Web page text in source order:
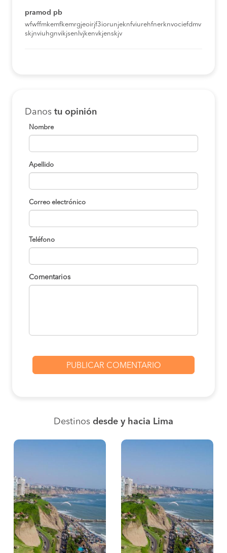
pramod pb
wfwffmkemfkemrgjeoirjf3iorunjeknfviurehfnerknvociefdmv
skjnviuhgnvikjsenlvjkenvkjenskjv
Danos tu opinión
Nombre
Apellido
Correo electrónico
Teléfono
Comentarios
Destinos desde y hacia Lima